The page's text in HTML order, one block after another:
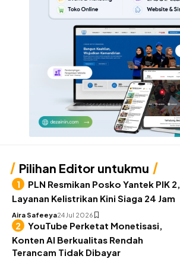
Pilihan Editor untukmu
PLN Resmikan Posko Yantek PIK 2,
Layanan Kelistrikan Kini Siaga 24 Jam
Aira Safeeya24 Jul 2026
YouTube Perketat Monetisasi,
Konten AI Berkualitas Rendah
Terancam Tidak Dibayar